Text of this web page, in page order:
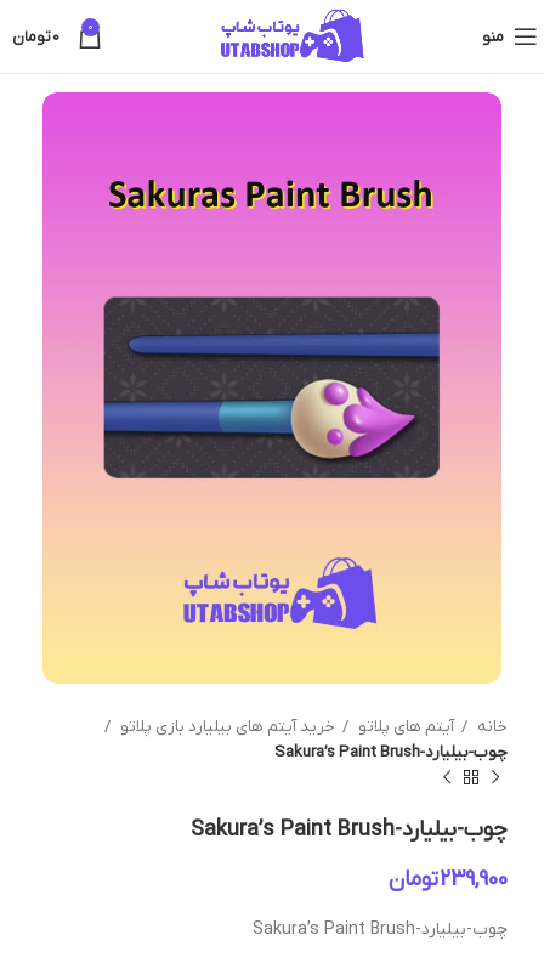
منو 0
0تومان
خانه آیتم های پلاتو
خرید آیتم های بیلیارد بازی پلاتو
چوب-بیلیارد-Sakura’s Paint Brush
چوب-بیلیارد-Sakura’s Paint Brush
تومان
چوب-بیلیارد-Sakura’s Paint Brush